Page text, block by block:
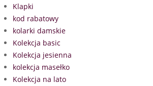
Klapki
kod rabatowy
kolarki damskie
Kolekcja basic
Kolekcja jesienna
kolekcja masełko
Kolekcja na lato